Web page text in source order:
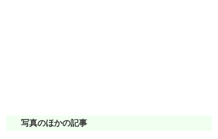
写真のほかの記事